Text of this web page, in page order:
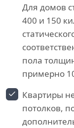
Для домов
400 и 150
пола
примерно
Квартиры
потолков,